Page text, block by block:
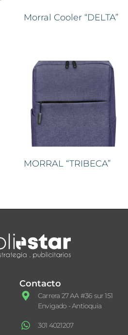
Morral Cooler “DELTA”
MORRAL “TRIBECA”
Contacto
Carrera 27 AA #36 sur 151
Envigado - Antioquia
301 4021207